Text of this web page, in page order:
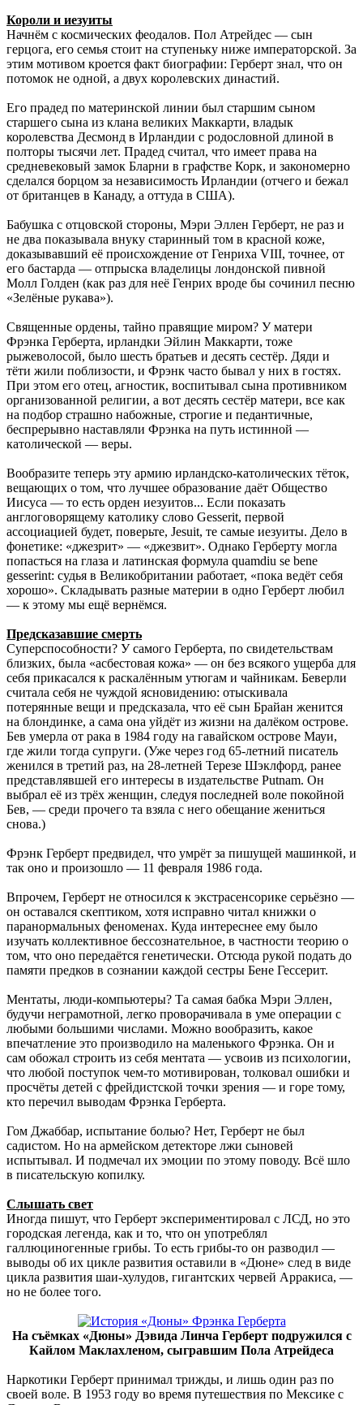
Короли и иезуиты
Начнём с космических феодалов. Пол Атрейдес — сын
герцога, его семья стоит на ступеньку ниже императорской. За
этим мотивом кроется факт биографии: Герберт знал, что он
потомок не одной, а двух королевских династий.
Его прадед по материнской линии был старшим сыном
старшего сына из клана великих Маккарти, владык
королевства Десмонд в Ирландии с родословной длиной в
полторы тысячи лет. Прадед считал, что имеет права на
средневековый замок Бларни в графстве Корк, и закономерно
сделался борцом за независимость Ирландии (отчего и бежал
от британцев в Канаду, а оттуда в США).
Бабушка с отцовской стороны, Мэри Эллен Герберт, не раз и
не два показывала внуку старинный том в красной коже,
доказывавший её происхождение от Генриха VIII, точнее, от
его бастарда — отпрыска владелицы лондонской пивной
Молл Голден (как раз для неё Генрих вроде бы сочинил песню
«Зелёные рукава»).
Священные ордены, тайно правящие миром? У матери
Фрэнка Герберта, ирландки Эйлин Маккарти, тоже
рыжеволосой, было шесть братьев и десять сестёр. Дяди и
тёти жили поблизости, и Фрэнк часто бывал у них в гостях.
При этом его отец, агностик, воспитывал сына противником
организованной религии, а вот десять сестёр матери, все как
на подбор страшно набожные, строгие и педантичные,
беспрерывно наставляли Фрэнка на путь истинной —
католической — веры.
Вообразите теперь эту армию ирландско-католических тёток,
вещающих о том, что лучшее образование даёт Общество
Иисуса — то есть орден иезуитов... Если показать
англоговорящему католику слово Gesserit, первой
ассоциацией будет, поверьте, Jesuit, те самые иезуиты. Дело в
фонетике: «джезрит» — «джезвит». Однако Герберту могла
попасться на глаза и латинская формула quamdiu se bene
gesserint: судья в Великобритании работает, «пока ведёт себя
хорошо». Складывать разные материи в одно Герберт любил
— к этому мы ещё вернёмся.
Предсказавшие смерть
Суперспособности? У самого Герберта, по свидетельствам
близких, была «асбестовая кожа» — он без всякого ущерба для
себя прикасался к раскалённым утюгам и чайникам. Беверли
считала себя не чуждой ясновидению: отыскивала
потерянные вещи и предсказала, что её сын Брайан женится
на блондинке, а сама она уйдёт из жизни на далёком острове.
Бев умерла от рака в 1984 году на гавайском острове Мауи,
где жили тогда супруги. (Уже через год 65-летний писатель
женился в третий раз, на 28-летней Терезе Шэклфорд, ранее
представлявшей его интересы в издательстве Putnam. Он
выбрал её из трёх женщин, следуя последней воле покойной
Бев, — среди прочего та взяла с него обещание жениться
снова.)
Фрэнк Герберт предвидел, что умрёт за пишущей машинкой, и
так оно и произошло — 11 февраля 1986 года.
Впрочем, Герберт не относился к экстрасенсорике серьёзно —
он оставался скептиком, хотя исправно читал книжки о
паранормальных феноменах. Куда интереснее ему было
изучать коллективное бессознательное, в частности теорию о
том, что оно передаётся генетически. Отсюда рукой подать до
памяти предков в сознании каждой сестры Бене Гессерит.
Ментаты, люди-компьютеры? Та самая бабка Мэри Эллен,
будучи неграмотной, легко проворачивала в уме операции с
любыми большими числами. Можно вообразить, какое
впечатление это производило на маленького Фрэнка. Он и
сам обожал строить из себя ментата — усвоив из психологии,
что любой поступок чем-то мотивирован, толковал ошибки и
просчёты детей с фрейдистской точки зрения — и горе тому,
кто перечил выводам Фрэнка Герберта.
Гом Джаббар, испытание болью? Нет, Герберт не был
садистом. Но на армейском детекторе лжи сыновей
испытывал. И подмечал их эмоции по этому поводу. Всё шло
в писательскую копилку.
Слышать свет
Иногда пишут, что Герберт экспериментировал с ЛСД, но это
городская легенда, как и то, что он употреблял
галлюциногенные грибы. То есть грибы-то он разводил —
выводы об их цикле развития оставили в «Дюне» след в виде
цикла развития шаи-хулудов, гигантских червей Арракиса, —
но не более того.
На съёмках «Дюны» Дэвида Линча Герберт подружился с
Кайлом Маклахленом, сыгравшим Пола Атрейдеса
Наркотики Герберт принимал трижды, и лишь один раз по
своей воле. В 1953 году во время путешествия по Мексике с